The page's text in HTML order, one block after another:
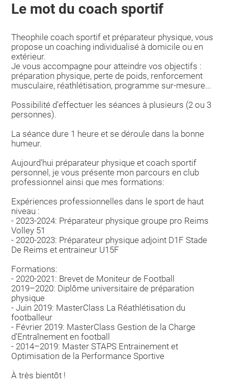
Le mot du coach sportif
Theophile coach sportif et préparateur physique, vous
propose un coaching individualisé à domicile ou en
extérieur.
Je vous accompagne pour atteindre vos objectifs :
préparation physique, perte de poids, renforcement
musculaire, réathlétisation, programme sur-mesure...
Possibilité d'effectuer les séances à plusieurs (2 ou 3
personnes).
La séance dure 1 heure et se déroule dans la bonne
humeur.
Aujourd'hui préparateur physique et coach sportif
personnel, je vous présente mon parcours en club
professionnel ainsi que mes formations:
Expériences professionnelles dans le sport de haut
niveau :
- 2023-2024: Préparateur physique groupe pro Reims
Volley 51
- 2020-2023: Préparateur physique adjoint D1F Stade
De Reims et entraineur U15F
Formations:
- 2020-2021: Brevet de Moniteur de Football
2019–2020: Diplôme universitaire de préparation
physique
- Juin 2019: MasterClass La Réathlétisation du
footballeur
- Février 2019: MasterClass Gestion de la Charge
d’Entraînement en football
- 2014–2019: Master STAPS Entrainement et
Optimisation de la Performance Sportive
À très bientôt !